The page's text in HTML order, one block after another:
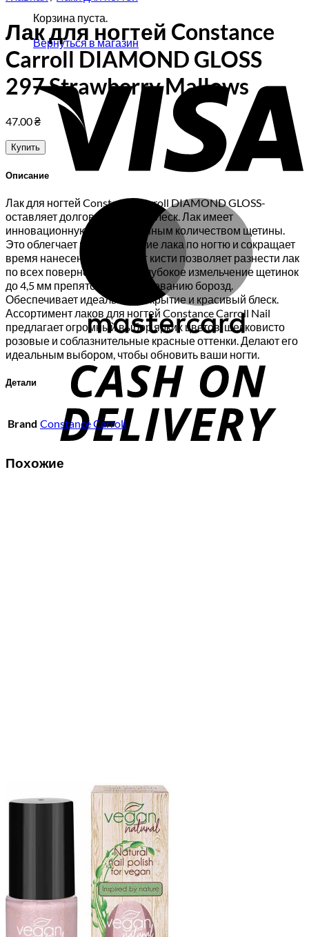
Корзина пуста.
Вернуться в магазин
Лак для ногтей Constance
Carroll DIAMOND GLOSS
297 Strawberry Mallows
47.00₴
Купить
Описание
Лак для ногтей Constance Carroll DIAMOND GLOSS-
оставляет долговременный блеск. Лак имеет
инновационную кисть с двойным количеством щетины.
Это облегчает распределение лака по ногтю и сокращает
время нанесения. Один шаг кисти позволяет разнести лак
по всех поверности ногтя. Глубокое измельчение щетинок
до 4,5 мм препятствует образованию борозд.
Обеспечивает идеальное покрытие и красивый блеск.
Ассортимент лаков для ногтей Constance Carroll Nail
предлагает огромный выбор ярких цветов, шелковисто
розовые и соблазнительные красные оттенки. Делают его
идеальным выбором, чтобы обновить ваши ногти.
Детали
Brand Constance Carroll
Похожие